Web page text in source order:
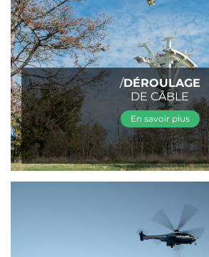
/DÉROULAGE
DE CÂBLE
En savoir plus